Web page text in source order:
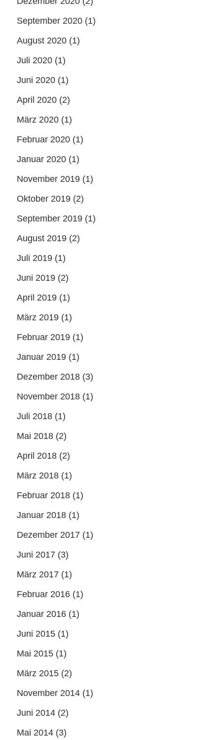
September 2020 (1)
August 2020 (1)
Juli 2020 (1)
Juni 2020 (1)
April 2020 (2)
März 2020 (1)
Februar 2020 (1)
Januar 2020 (1)
November 2019 (1)
Oktober 2019 (2)
September 2019 (1)
August 2019 (2)
Juli 2019 (1)
Juni 2019 (2)
April 2019 (1)
März 2019 (1)
Februar 2019 (1)
Januar 2019 (1)
Dezember 2018 (3)
November 2018 (1)
Juli 2018 (1)
Mai 2018 (2)
April 2018 (2)
März 2018 (1)
Februar 2018 (1)
Januar 2018 (1)
Dezember 2017 (1)
Juni 2017 (3)
März 2017 (1)
Februar 2016 (1)
Januar 2016 (1)
Juni 2015 (1)
Mai 2015 (1)
März 2015 (2)
November 2014 (1)
Juni 2014 (2)
Mai 2014 (3)